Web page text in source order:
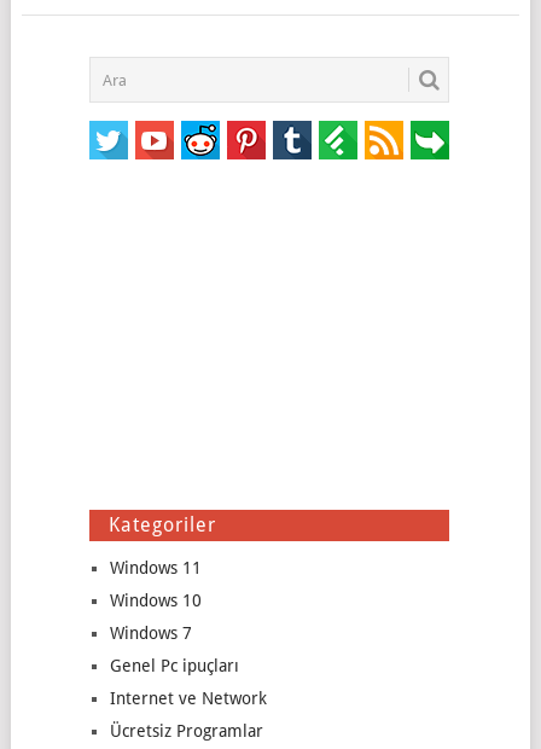
Kategoriler
Windows 11
Windows 10
Windows 7
Genel Pc ipuçları
Internet ve Network
Ücretsiz Programlar